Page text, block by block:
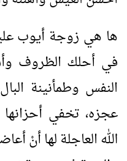
ها هي زوجة أيوب
في أحلك الظروف
النفس وطمأنينة
عجزه، تخفي
الله العاجلة لها أنْ